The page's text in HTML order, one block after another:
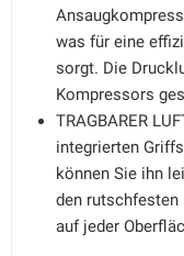
was für eine
sorgt. Die
Kompressors
TRAGBARER
integrierten
können Sie ihn
den rutschfesten
auf jeder